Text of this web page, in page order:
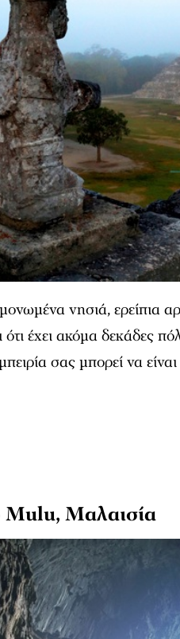
νησιά, ερείπια
έχει ακόμα δεκάδες
σας μπορεί να
Μαλαισία